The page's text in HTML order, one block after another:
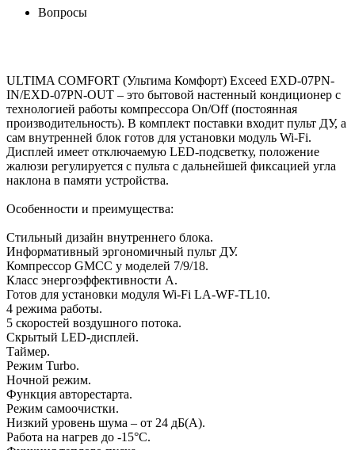
Вопросы
ULTIMA COMFORT (Ультима Комфорт) Exceed EXD-07PN-
IN/EXD-07PN-OUT – это бытовой настенный кондиционер с
технологией работы компрессора On/Off (постоянная
производительность). В комплект поставки входит пульт ДУ, а
сам внутренней блок готов для установки модуль Wi-Fi.
Дисплей имеет отключаемую LED-подсветку, положение
жалюзи регулируется с пульта с дальнейшей фиксацией угла
наклона в памяти устройства.
Особенности и преимущества:
Стильный дизайн внутреннего блока.
Информативный эргономичный пульт ДУ.
Компрессор GMCC у моделей 7/9/18.
Класс энергоэффективности А.
Готов для установки модуля Wi-Fi LA-WF-TL10.
4 режима работы.
5 скоростей воздушного потока.
Скрытый LED-дисплей.
Таймер.
Режим Turbo.
Ночной режим.
Функция авторестарта.
Режим самоочистки.
Низкий уровень шума – от 24 дБ(А).
Работа на нагрев до -15°С.